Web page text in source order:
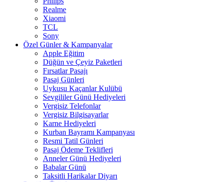
Realme
Xiaomi
TCL
Sony
Özel Günler & Kampanyalar
Apple Eğitim
Düğün ve Çeyiz Paketleri
Fırsatlar Pasajı
Pasaj Günleri
Uykusu Kaçanlar Kulübü
Sevgililer Günü Hediyeleri
Vergisiz Telefonlar
Vergisiz Bilgisayarlar
Karne Hediyeleri
Kurban Bayramı Kampanyası
Resmi Tatil Günleri
Pasaj Ödeme Teklifleri
Anneler Günü Hediyeleri
Babalar Günü
Taksitli Harikalar Diyarı